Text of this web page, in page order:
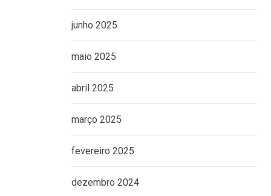
junho 2025
maio 2025
abril 2025
março 2025
fevereiro 2025
dezembro 2024